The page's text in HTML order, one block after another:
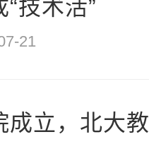
技术活”
21
成立，北大